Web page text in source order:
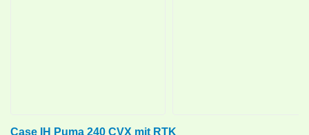
Case IH Puma 240 CVX mit RTK